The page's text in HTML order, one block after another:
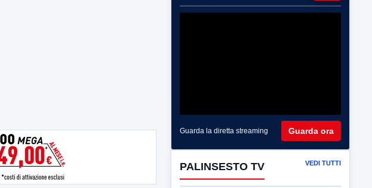
Guarda la diretta streaming Guarda ora
PALINSESTO TV VEDI TUTTI